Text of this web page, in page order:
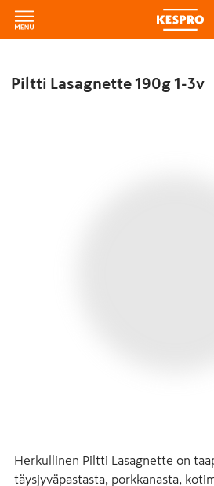
Piltti Lasagnette 190g 1-3v
Herkullinen Piltti Lasagnette on
täysjyväpastasta, porkkanasta,